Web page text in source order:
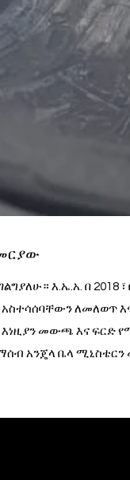
እ.ኤ.አ. በ 2018
ለመለወጥ
መውጫ እና ፍርድ
አንጄላ ቤላ ሚኒስቴርን